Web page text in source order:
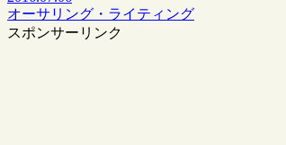
オーサリング・ライティング
スポンサーリンク